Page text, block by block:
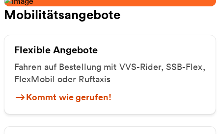
Mobilitätsangebote
Flexible Angebote
Fahren auf Bestellung mit VVS-Rider, SSB-Flex,
FlexMobil oder Ruftaxis
Kommt wie gerufen!